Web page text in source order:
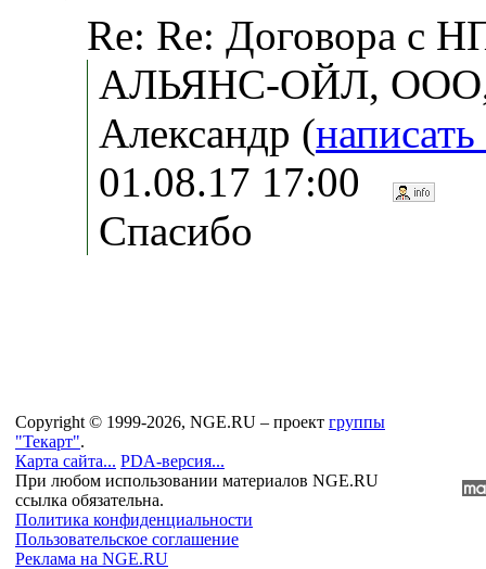
Re: Re: Договора с
АЛЬЯНС-ОЙЛ, ООО,
Александр (
01.08.17 17:00
Спасибо
Copyright © 1999-2026, NGE.RU – проект группы
"Текарт".
Карта сайта... PDA-версия...
При любом использовании материалов NGE.RU
ссылка обязательна.
Политика конфиденциальности
Пользовательское соглашение
Реклама на NGE.RU